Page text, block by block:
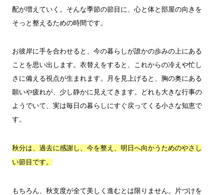
配が増えていく。そんな季節の節目に、心と体と部屋の向きを
そっと整えるための時間です。
お彼岸に手を合わせると、今の暮らしが誰かの歩みの上にある
ことを思い出します。衣替えをすると、これからの冷えや忙し
さに備える視点が生まれます。月を見上げると、胸の奥にある
願いや疲れが、少し静かに見えてきます。どれも大きな行事の
ようでいて、実は毎日の暮らしにすぐ戻ってくる小さな知恵で
す。
秋分は、過去に感謝し、今を整え、明日へ向かうためのやさし
い節目です。
もちろん、秋支度が全て美しく進むとは限りません。片づけを